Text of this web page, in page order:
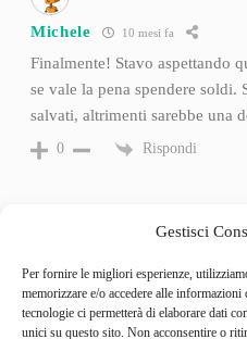
Gestisci
Per fornire le migliori esperienze,
memorizzare e/o accedere alle
tecnologie ci permetterà di elaborare dati
unici su questo sito. Non acconsentire o
Michele 10 mesi fa
Finalmente! Stavo aspettando
se vale la pena spendere soldi.
salvati, altrimenti sarebbe una
0 Rispondi